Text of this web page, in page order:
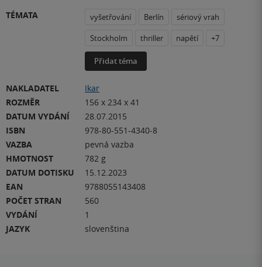
TÉMATA
vyšetřování Berlín
sériový vrah
Stockholm
thriller napětí +7
Přidat téma
NAKLADATEL
Ikar
ROZMĚR
156 x 234 x 41
DATUM VYDÁNÍ
28.07.2015
ISBN
978-80-551-4340-8
VAZBA
pevná vazba
HMOTNOST
782 g
DATUM DOTISKU
15.12.2023
EAN
9788055143408
POČET STRAN
560
VYDÁNÍ
1
JAZYK
slovenština